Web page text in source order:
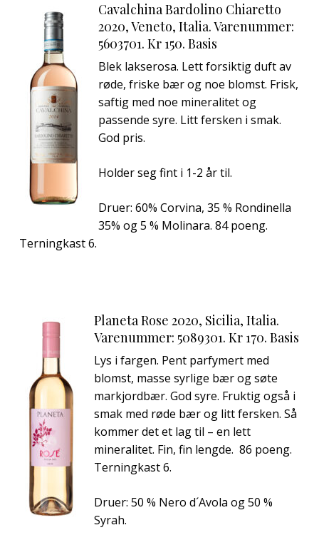
Cavalchina Bardolino Chiaretto
2020, Veneto, Italia. Varenummer:
5603701. Kr 150. Basis
Blek lakserosa. Lett forsiktig duft av
røde, friske bær og noe blomst. Frisk,
saftig med noe mineralitet og
passende syre. Litt fersken i smak.
God pris.
Holder seg fint i 1-2 år til.
Druer: 60% Corvina, 35 % Rondinella
35% og 5 % Molinara. 84 poeng.
Terningkast 6.
Planeta Rose 2020, Sicilia, Italia.
Varenummer: 5089301. Kr 170. Basis
Lys i fargen. Pent parfymert med
blomst, masse syrlige bær og søte
markjordbær. God syre. Fruktig også i
smak med røde bær og litt fersken. Så
kommer det et lag til – en lett
mineralitet. Fin, fin lengde. 86 poeng.
Terningkast 6.
Druer: 50 % Nero d´Avola og 50 %
Syrah.